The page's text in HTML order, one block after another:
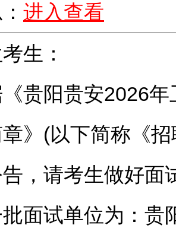
进入查看
生：
贵阳贵安2026年
》(以下简称《招
，请考生做好面
试单位为： 贵